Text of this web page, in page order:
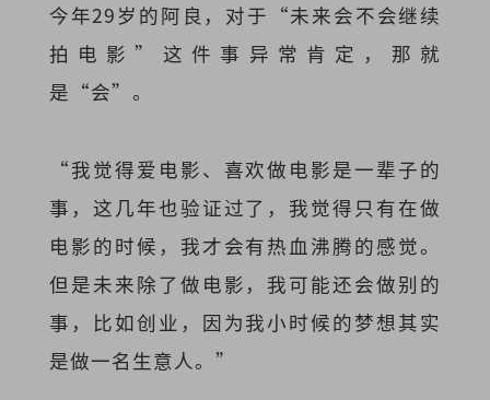
今年29岁的阿良，对于“未来会不会继续
拍电影”这件事异常肯定，那就
是“会”。
“我觉得爱电影、喜欢做电影是一辈子的
事，这几年也验证过了，我觉得只有在做
电影的时候，我才会有热血沸腾的感觉。
但是未来除了做电影，我可能还会做别的
事，比如创业，因为我小时候的梦想其实
是做一名生意人。”